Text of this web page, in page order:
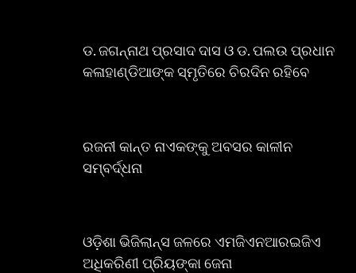
ଡ. ଜଗନ୍ନାଥ ପ୍ରସାଦ ଦାସ ଓ ଡ. ପଲଉ ପ୍ରଧାନ
କଳାହାଣ୍ଡିଆଙ୍କ ସ୍ମୃତିରେ ଚିରଦିନ ରହିବେ
ରଜନୀ କାନ୍ତ ନାଏକଙ୍କୁ ଅବସର କାଳୀନ
ସମ୍ବର୍ଦ୍ଧନା
ଓଡ଼ିଶା ଭିଜିଲାନ୍ସ ଜଳରେ ଏମଜିଏନଆରଇଜିଏ
ଅଧିକରିଣୀ ପ୍ରିୟଙ୍କା ଜେନା